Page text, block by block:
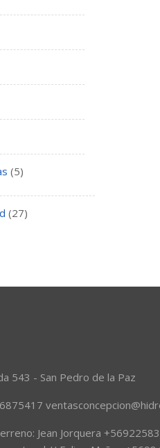
(5)
(27)
543 - San Pedro de la Paz
Jean Jorquera